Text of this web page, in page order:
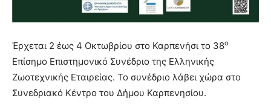
Έρχεται 2 έως 4 Οκτωβρίου στο Καρπενήσι το 38ο
Επίσημο Επιστημονικό Συνέδριο της Ελληνικής
Ζωοτεχνικής Εταιρείας. Το συνέδριο λάβει χώρα στο
Συνεδριακό Κέντρο του Δήμου Καρπενησίου.